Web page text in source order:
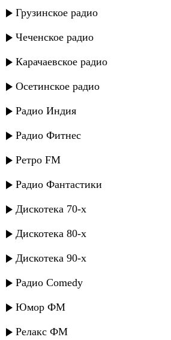
Грузинское радио
Чеченское радио
Карачаевское радио
Осетинское радио
Радио Индия
Радио Фитнес
Ретро FM
Радио Фантастики
Дискотека 70-х
Дискотека 80-х
Дискотека 90-х
Радио Comedy
Юмор ФМ
Релакс ФМ